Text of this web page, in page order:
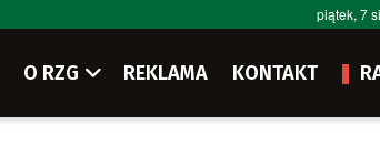
piątek, 7
O RZG REKLAMA KONTAKT